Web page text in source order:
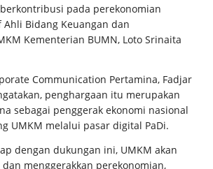
pada perekonomian
Ahli Bidang Keuangan dan
Kementerian BUMN, Loto Srinaita
Communication Pertamina, Fadjar
penghargaan itu merupakan
sebagai penggerak ekonomi nasional
UMKM melalui pasar digital PaDi.
dengan dukungan ini, UMKM akan
menggerakkan perekonomian,